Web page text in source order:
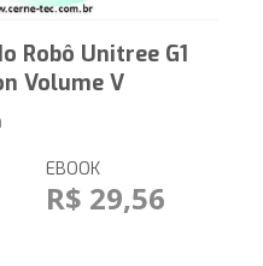
Robô Unitree G1
Volume V
EBOOK
R$ 29,56